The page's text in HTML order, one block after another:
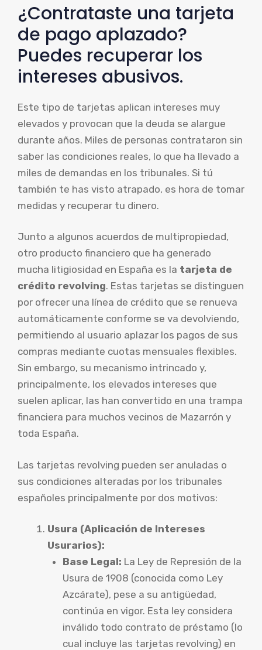
¿Contrataste una tarjeta
de pago aplazado?
Puedes recuperar los
intereses abusivos.
Este tipo de tarjetas aplican intereses muy
elevados y provocan que la deuda se alargue
durante años. Miles de personas contrataron sin
saber las condiciones reales, lo que ha llevado a
miles de demandas en los tribunales. Si tú
también te has visto atrapado, es hora de tomar
medidas y recuperar tu dinero.
Junto a algunos acuerdos de multipropiedad,
otro producto financiero que ha generado
mucha litigiosidad en España es la tarjeta de
crédito revolving. Estas tarjetas se distinguen
por ofrecer una línea de crédito que se renueva
automáticamente conforme se va devolviendo,
permitiendo al usuario aplazar los pagos de sus
compras mediante cuotas mensuales flexibles.
Sin embargo, su mecanismo intrincado y,
principalmente, los elevados intereses que
suelen aplicar, las han convertido en una trampa
financiera para muchos vecinos de Mazarrón y
toda España.
Las tarjetas revolving pueden ser anuladas o
sus condiciones alteradas por los tribunales
españoles principalmente por dos motivos:
Usura (Aplicación de Intereses
Usurarios):
Base Legal: La Ley de Represión de la
Usura de 1908 (conocida como Ley
Azcárate), pese a su antigüedad,
continúa en vigor. Esta ley considera
inválido todo contrato de préstamo (lo
cual incluye las tarjetas revolving) en